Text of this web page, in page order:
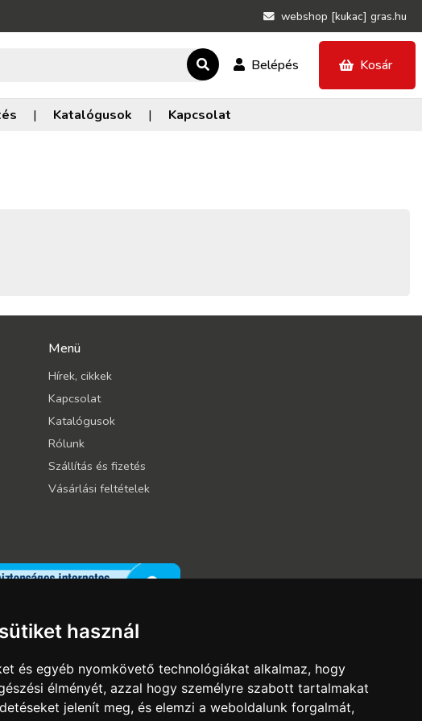
használ
és egyéb nyomkövető technológiákat alkalmaz, hogy
élményét, azzal hogy személyre szabott tartalmakat
jelenít meg, és elemzi a weboldalunk forgalmát,
webshop [kukac] gras.hu
Belépés Kosár
| Katalógusok | Kapcsolat
Menü
Hírek, cikkek
Kapcsolat
Katalógusok
Rólunk
Szállítás és fizetés
Vásárlási feltételek